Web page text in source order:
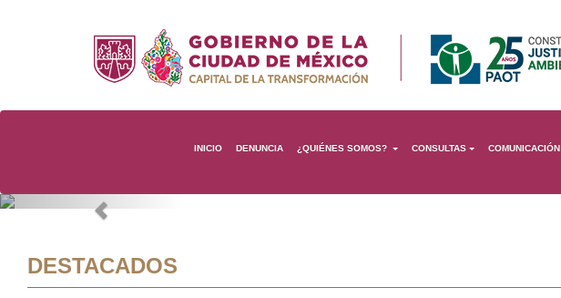
INICIO DENUNCIA ¿QUIÉNES SOMOS? CONSULTAS COMUNICACIÓN
Previous
DESTACADOS